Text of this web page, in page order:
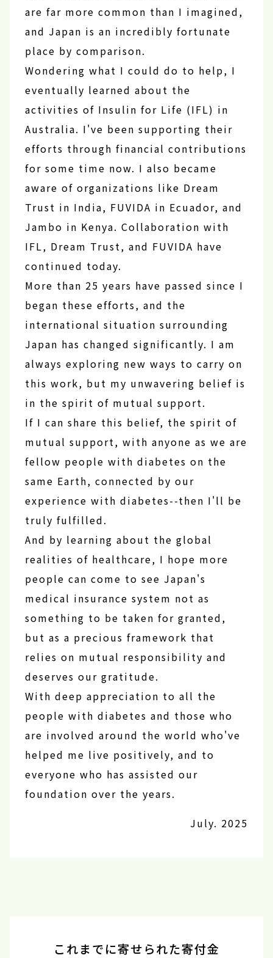
are far more common than I imagined,
and Japan is an incredibly fortunate
place by comparison.
Wondering what I could do to help, I
eventually learned about the
activities of Insulin for Life (IFL) in
Australia. I've been supporting their
efforts through financial contributions
for some time now. I also became
aware of organizations like Dream
Trust in India, FUVIDA in Ecuador, and
Jambo in Kenya. Collaboration with
IFL, Dream Trust, and FUVIDA have
continued today.
More than 25 years have passed since I
began these efforts, and the
international situation surrounding
Japan has changed significantly. I am
always exploring new ways to carry on
this work, but my unwavering belief is
in the spirit of mutual support.
If I can share this belief, the spirit of
mutual support, with anyone as we are
fellow people with diabetes on the
same Earth, connected by our
experience with diabetes--then I'll be
truly fulfilled.
And by learning about the global
realities of healthcare, I hope more
people can come to see Japan's
medical insurance system not as
something to be taken for granted,
but as a precious framework that
relies on mutual responsibility and
deserves our gratitude.
With deep appreciation to all the
people with diabetes and those who
are involved around the world who've
helped me live positively, and to
everyone who has assisted our
foundation over the years.
July. 2025
これまでに寄せられた寄付金